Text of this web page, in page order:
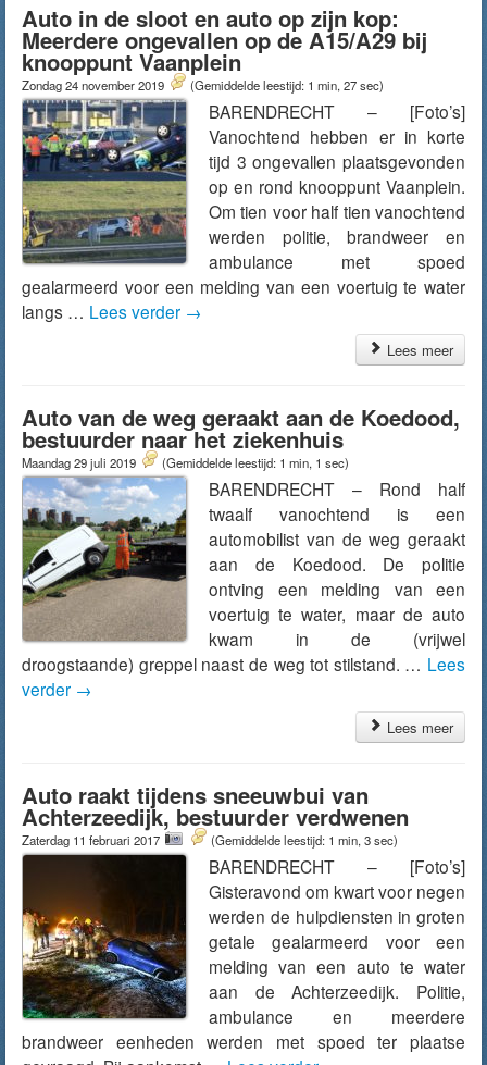
Auto in de sloot en auto op zijn kop:
Meerdere ongevallen op de A15/A29 bij
knooppunt Vaanplein
Zondag 24 november 2019 (Gemiddelde leestijd: 1 min, 27 sec)
BARENDRECHT – [Foto’s]
Vanochtend hebben er in korte
tijd 3 ongevallen plaatsgevonden
op en rond knooppunt Vaanplein.
Om tien voor half tien vanochtend
werden politie, brandweer en
ambulance met spoed
gealarmeerd voor een melding van een voertuig te water
langs … Lees verder →
Lees meer
Auto van de weg geraakt aan de Koedood,
bestuurder naar het ziekenhuis
Maandag 29 juli 2019 (Gemiddelde leestijd: 1 min, 1 sec)
BARENDRECHT – Rond half
twaalf vanochtend is een
automobilist van de weg geraakt
aan de Koedood. De politie
ontving een melding van een
voertuig te water, maar de auto
kwam in de (vrijwel
droogstaande) greppel naast de weg tot stilstand. … Lees
verder →
Lees meer
Auto raakt tijdens sneeuwbui van
Achterzeedijk, bestuurder verdwenen
Zaterdag 11 februari 2017 (Gemiddelde leestijd: 1 min, 3 sec)
BARENDRECHT – [Foto’s]
Gisteravond om kwart voor negen
werden de hulpdiensten in groten
getale gealarmeerd voor een
melding van een auto te water
aan de Achterzeedijk. Politie,
ambulance en meerdere
brandweer eenheden werden met spoed ter plaatse